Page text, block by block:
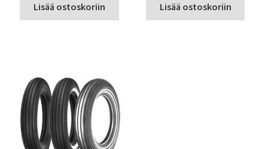
Lisää ostoskoriin Lisää ostoskoriin